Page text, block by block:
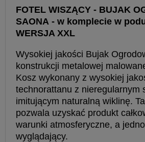
FOTEL WISZĄCY - BUJAK
SAONA - w komplecie w
WERSJA XXL
Wysokiej jakości Bujak
konstrukcji metalowej
Kosz wykonany z wysokiej
technorattanu z nieregularnym
imitującym naturalną wiklinę.
pozwala uzyskać produkt
warunki atmosferyczne, a
wyglądający.